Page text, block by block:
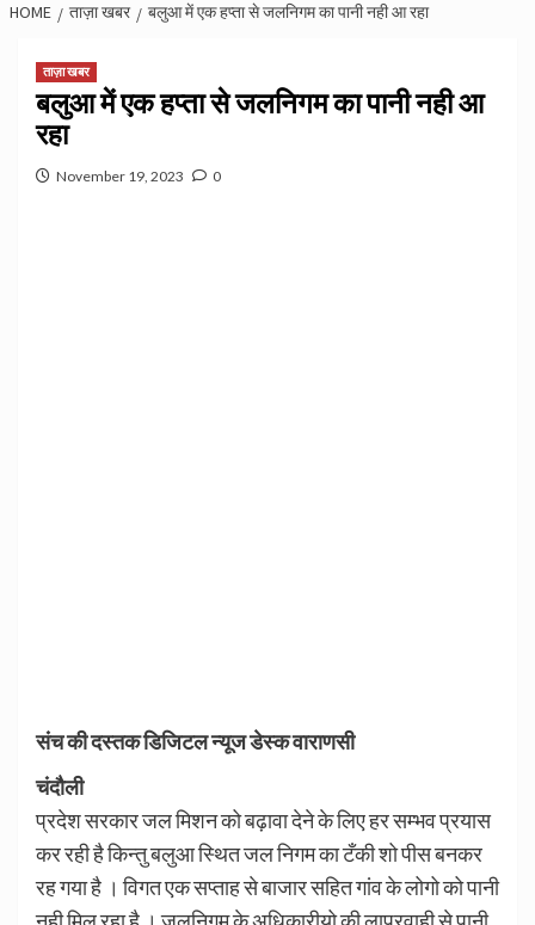
HOME ताज़ा खबर बलुआ में एक हप्ता से जलनिगम का पानी नही आ रहा
ताज़ा खबर
बलुआ में एक हप्ता से जलनिगम का पानी नही आ
रहा
November 19, 2023 0
संच की दस्तक डिजिटल न्यूज डेस्क वाराणसी
चंदौली
प्रदेश सरकार जल मिशन को बढ़ावा देने के लिए हर सम्भव प्रयास
कर रही है किन्तु बलुआ स्थित जल निगम का टँकी शो पीस बनकर
रह गया है । विगत एक सप्ताह से बाजार सहित गांव के लोगो को पानी